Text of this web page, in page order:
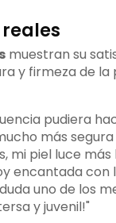
muestran su
y firmeza de la
pudiera
más
mi piel luce
encantada con
uno de los
y juvenil!"